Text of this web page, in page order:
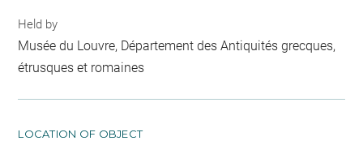
Held by
Musée du Louvre, Département des Antiquités grecques,
étrusques et romaines
LOCATION OF OBJECT